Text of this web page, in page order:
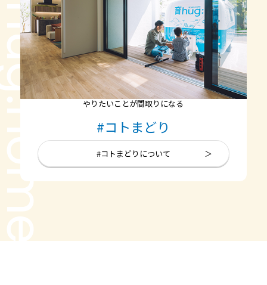
やりたいことが間取りになる
#コトまどり
#コトまどりについて